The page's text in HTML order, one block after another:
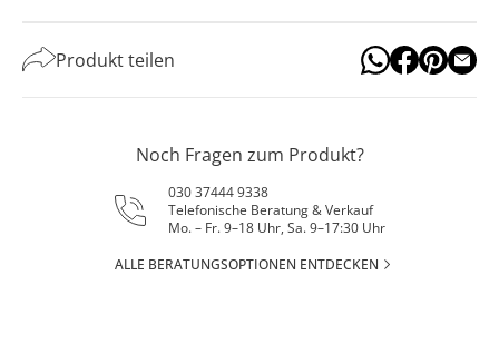
Produkt teilen
Noch Fragen zum Produkt?
030 37444 9338
Telefonische Beratung & Verkauf
Mo. – Fr. 9–18 Uhr, Sa. 9–17:30 Uhr
ALLE BERATUNGSOPTIONEN ENTDECKEN